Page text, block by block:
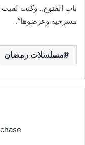
باب الفتوح.. وكنت
مسرحية وعرضوها”.
مسلسلات رمضان